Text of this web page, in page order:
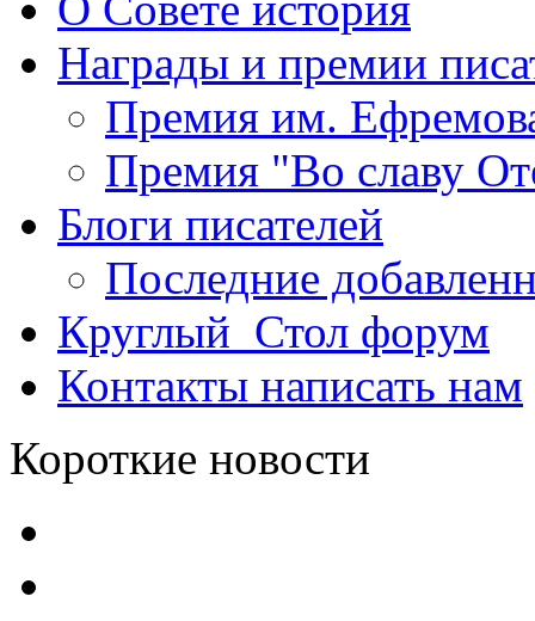
Награды и премии
Премия им.
Премия "Во славу
Блоги писателей
Последние
Круглый_Стол форум
Контакты написать нам
Короткие новости